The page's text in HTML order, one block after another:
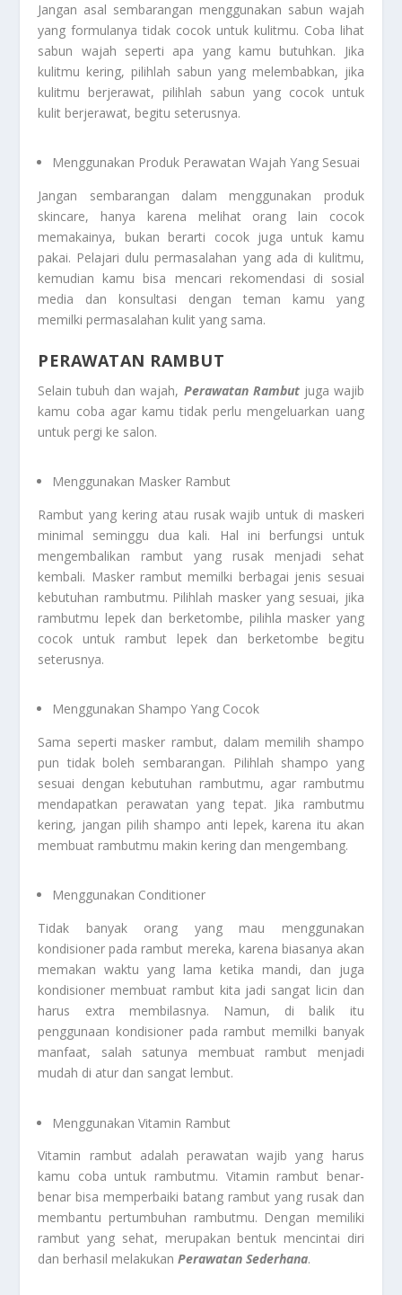
Jangan asal sembarangan menggunakan sabun wajah
yang formulanya tidak cocok untuk kulitmu. Coba lihat
sabun wajah seperti apa yang kamu butuhkan. Jika
kulitmu kering, pilihlah sabun yang melembabkan, jika
kulitmu berjerawat, pilihlah sabun yang cocok untuk
kulit berjerawat, begitu seterusnya.
Menggunakan Produk Perawatan Wajah Yang Sesuai
Jangan sembarangan dalam menggunakan produk
skincare, hanya karena melihat orang lain cocok
memakainya, bukan berarti cocok juga untuk kamu
pakai. Pelajari dulu permasalahan yang ada di kulitmu,
kemudian kamu bisa mencari rekomendasi di sosial
media dan konsultasi dengan teman kamu yang
memilki permasalahan kulit yang sama.
PERAWATAN RAMBUT
Selain tubuh dan wajah, Perawatan Rambutjuga wajib
kamu coba agar kamu tidak perlu mengeluarkan uang
untuk pergi ke salon.
Menggunakan Masker Rambut
Rambut yang kering atau rusak wajib untuk di maskeri
minimal seminggu dua kali. Hal ini berfungsi untuk
mengembalikan rambut yang rusak menjadi sehat
kembali. Masker rambut memilki berbagai jenis sesuai
kebutuhan rambutmu. Pilihlah masker yang sesuai, jika
rambutmu lepek dan berketombe, pilihla masker yang
cocok untuk rambut lepek dan berketombe begitu
seterusnya.
Menggunakan Shampo Yang Cocok
Sama seperti masker rambut, dalam memilih shampo
pun tidak boleh sembarangan. Pilihlah shampo yang
sesuai dengan kebutuhan rambutmu, agar rambutmu
mendapatkan perawatan yang tepat. Jika rambutmu
kering, jangan pilih shampo anti lepek, karena itu akan
membuat rambutmu makin kering dan mengembang.
Menggunakan Conditioner
Tidak banyak orang yang mau menggunakan
kondisioner pada rambut mereka, karena biasanya akan
memakan waktu yang lama ketika mandi, dan juga
kondisioner membuat rambut kita jadi sangat licin dan
harus extra membilasnya. Namun, di balik itu
penggunaan kondisioner pada rambut memilki banyak
manfaat, salah satunya membuat rambut menjadi
mudah di atur dan sangat lembut.
Menggunakan Vitamin Rambut
Vitamin rambut adalah perawatan wajib yang harus
kamu coba untuk rambutmu. Vitamin rambut benar-
benar bisa memperbaiki batang rambut yang rusak dan
membantu pertumbuhan rambutmu. Dengan memiliki
rambut yang sehat, merupakan bentuk mencintai diri
dan berhasil melakukanPerawatan Sederhana.